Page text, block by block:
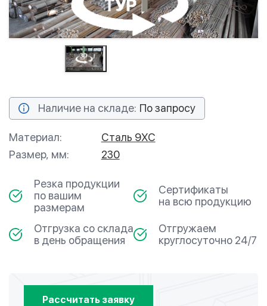
Наличие на складе: По запросу
Материал:
Сталь 9ХС
Размер, мм:
230
Резка продукции
по вашим
размерам
Сертификаты
на всю продукцию
Отгрузка со склада
в день обращения
Отгружаем
круглосуточно 24/7
Рассчитать заявку